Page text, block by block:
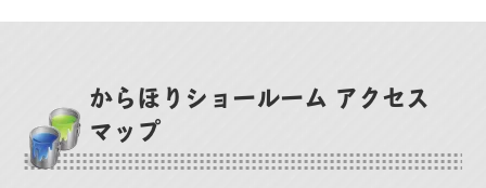
からほりショールーム アクセス
マップ